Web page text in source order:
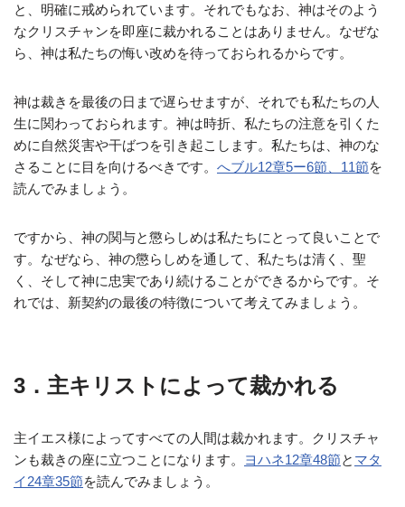
と、明確に戒められています。それでもなお、神はそのよう
なクリスチャンを即座に裁かれることはありません。なぜな
ら、神は私たちの悔い改めを待っておられるからです。
神は裁きを最後の日まで遅らせますが、それでも私たちの人
生に関わっておられます。神は時折、私たちの注意を引くた
めに自然災害や干ばつを引き起こします。私たちは、神のな
さることに目を向けるべきです。 へブル12章5ー6節、11節を
読んでみましょう。
ですから、神の関与と懲らしめは私たちにとって良いことで
す。なぜなら、神の懲らしめを通して、私たちは清く、聖
く、そして神に忠実であり続けることができるからです。そ
れでは、新契約の最後の特徴について考えてみましょう。
3．主キリストによって裁かれる
主イエス様によってすべての人間は裁かれます。クリスチャ
ンも裁きの座に立つことになります。
ヨハネ12章48節と マタ
イ24章35節を読んでみましょう。